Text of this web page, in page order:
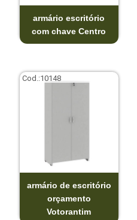
armário escritório
com chave Centro
Cod.:10148
armário de escritório
orçamento
Votorantim